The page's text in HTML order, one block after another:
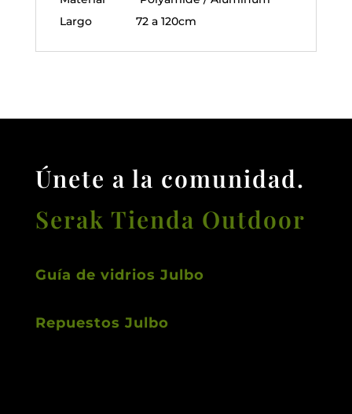
Largo 72 a 120cm
Únete a la comunidad.
Serak Tienda Outdoor
Guía de vidrios Julbo
Repuestos Julbo